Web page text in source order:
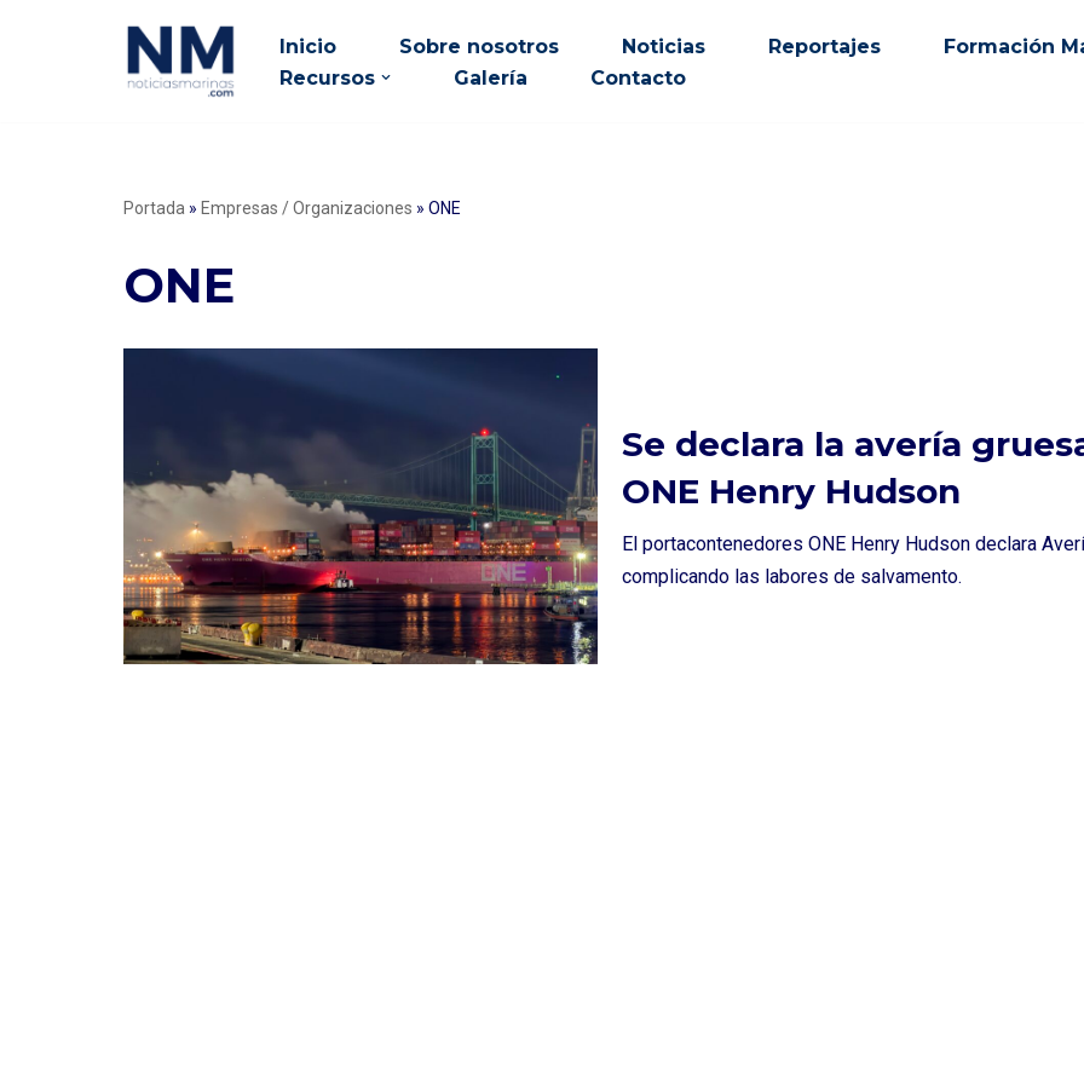
Inicio Sobre nosotros Noticias Reportajes Formación
Recursos
Galería Contacto
Portada » Empresas / Organizaciones » ONE
ONE
Se declara la avería
ONE Henry Hudson
El portacontenedores ONE Henry Hudson declara
complicando las labores de salvamento.